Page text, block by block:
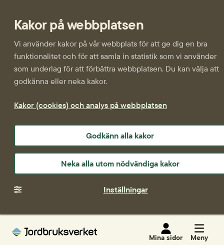
Kakor på webbplatsen
Vi använder kakor på vår webbplats för att ge dig en bra
funktionalitet och för att samla in statistik som vi använder
som underlag för att förbättra webbplatsen. Du kan välja att
godkänna eller neka kakor.
Kakor (cookies) och analys på webbplatsen
Godkänn alla kakor
Neka alla utom nödvändiga kakor
Inställningar
Mina sidor Meny